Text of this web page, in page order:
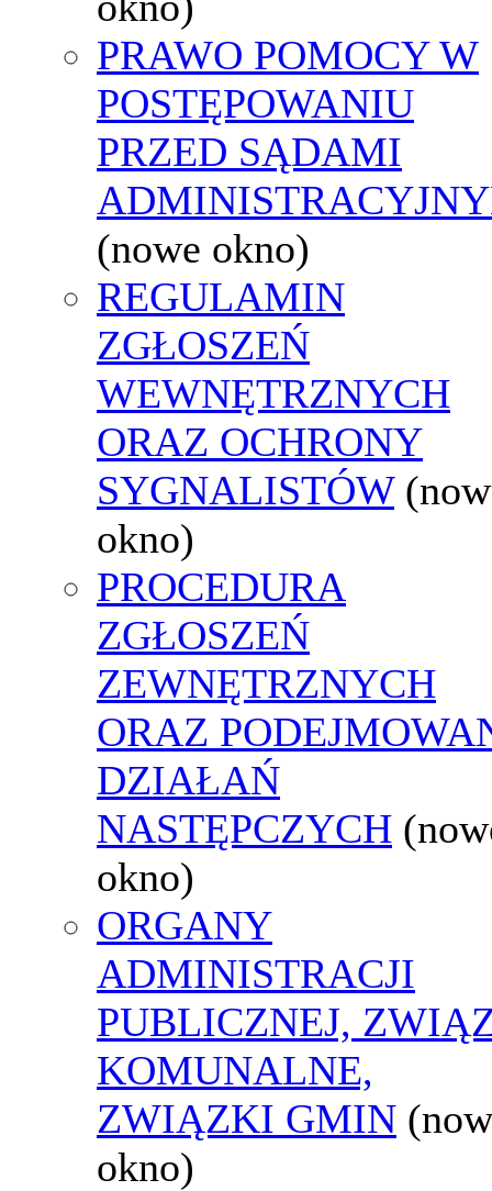
PRAWO POMOCY W
POSTĘPOWANIU
PRZED SĄDAMI
(nowe okno)
REGULAMIN
ZGŁOSZEŃ
WEWNĘTRZNYCH
ORAZ OCHRONY
SYGNALISTÓW
okno)
PROCEDURA
ZGŁOSZEŃ
ZEWNĘTRZNYCH
ORAZ
DZIAŁAŃ
NASTĘPCZYCH
okno)
ORGANY
ADMINISTRACJI
PUBLICZNEJ,
KOMUNALNE,
ZWIĄZKI GMIN
okno)